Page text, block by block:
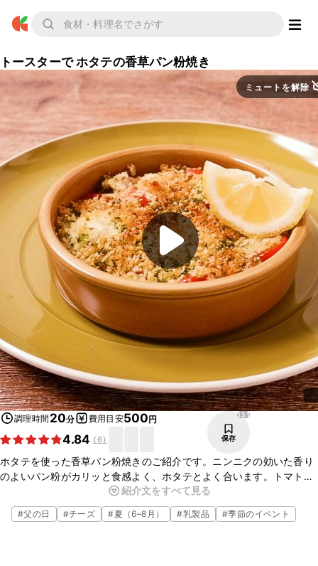
トースターで ホタテの香草パン粉焼き
ミュートを解除
調理時間 20分 費用目安500円
4.84 (6)
131
保存
ホタテを使った香草パン粉焼きのご紹介です。ニンニクの効いた香り
のよいパン粉がカリッと食感よく、ホタテとよく合います。トマトを
合わせることでさっぱりとした仕上がりです。おつまみにもぴったり
ですよ。ぜひ試してみてくださいね。
紹介文をすべて見る
#父の日 #チーズ #夏（6–8月） #乳製品 #季節のイベント